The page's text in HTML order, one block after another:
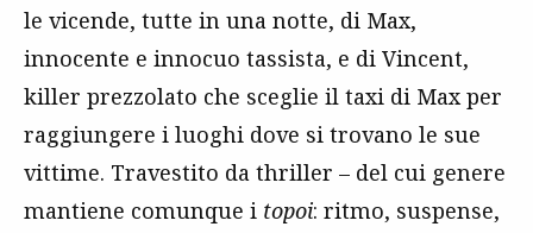
le vicende, tutte in una notte, di Max,
innocente e innocuo tassista, e di Vincent,
killer prezzolato che sceglie il taxi di Max per
raggiungere i luoghi dove si trovano le sue
vittime. Travestito da thriller – del cui genere
mantiene comunque i topoi: ritmo, suspense,